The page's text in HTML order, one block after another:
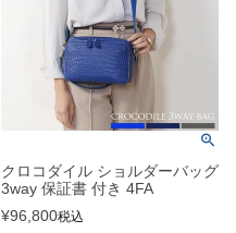
クロコダイル ショルダーバッグ
3way 保証書 付き 4FA
¥96,800税込